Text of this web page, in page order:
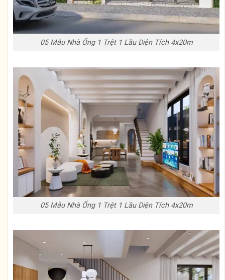
05 Mẫu Nhà Ống 1 Trệt 1 Lầu Diện Tích 4x20m
05 Mẫu Nhà Ống 1 Trệt 1 Lầu Diện Tích 4x20m